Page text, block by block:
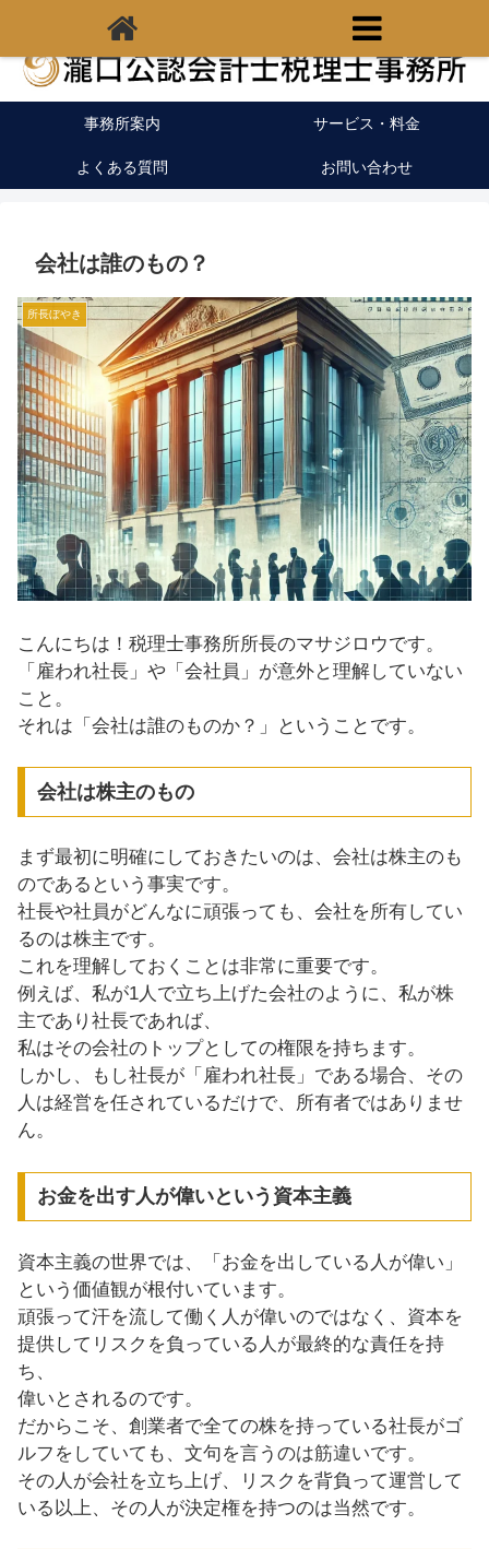
福岡県宗像市の税理士｜開業支援｜クラウド会計
事務所案内 サービス・料金
よくある質問 お問い合わせ
会社は誰のもの？
所長ぼやき
こんにちは！税理士事務所所長のマサジロウです。
「雇われ社長」や「会社員」が意外と理解していない
こと。
それは「会社は誰のものか？」ということです。
会社は株主のもの
まず最初に明確にしておきたいのは、会社は株主のも
のであるという事実です。
社長や社員がどんなに頑張っても、会社を所有してい
るのは株主です。
これを理解しておくことは非常に重要です。
例えば、私が1人で立ち上げた会社のように、私が株
主であり社長であれば、
私はその会社のトップとしての権限を持ちます。
しかし、もし社長が「雇われ社長」である場合、その
人は経営を任されているだけで、所有者ではありませ
ん。
お金を出す人が偉いという資本主義
資本主義の世界では、「お金を出している人が偉い」
という価値観が根付いています。
頑張って汗を流して働く人が偉いのではなく、資本を
提供してリスクを負っている人が最終的な責任を持
ち、
偉いとされるのです。
だからこそ、創業者で全ての株を持っている社長がゴ
ルフをしていても、文句を言うのは筋違いです。
その人が会社を立ち上げ、リスクを背負って運営して
いる以上、その人が決定権を持つのは当然です。